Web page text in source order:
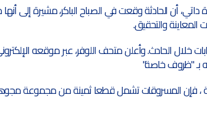
داتي، أن الحادثة وقعت في الصباح الباكر، مشيرة إلى
والتحقيق.
خلال الحادث. وأعلن متحف اللوفر، عبر موقعه
بـ "ظروف خاصة."
، فإن المسروقات تشمل قطعا ثمينة من مجموعة